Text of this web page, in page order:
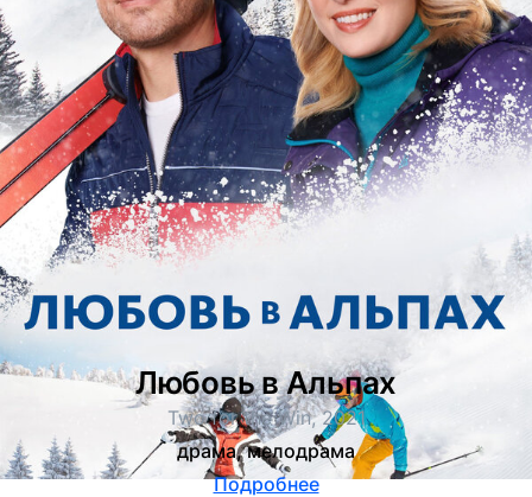
Любовь в Альпах
Two for the Win, 2021
драма, мелодрама
Подробнее